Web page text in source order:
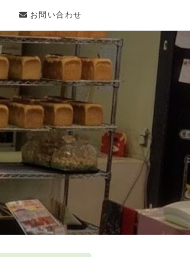
お問い合わせ